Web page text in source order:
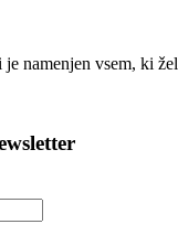
namenjen vsem, ki